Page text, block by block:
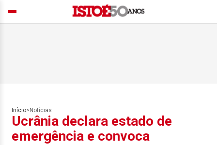
Início> Notícias
Ucrânia declara estado de
emergência e convoca